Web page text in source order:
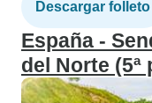
Descargar folleto
España -
del Norte (5ª